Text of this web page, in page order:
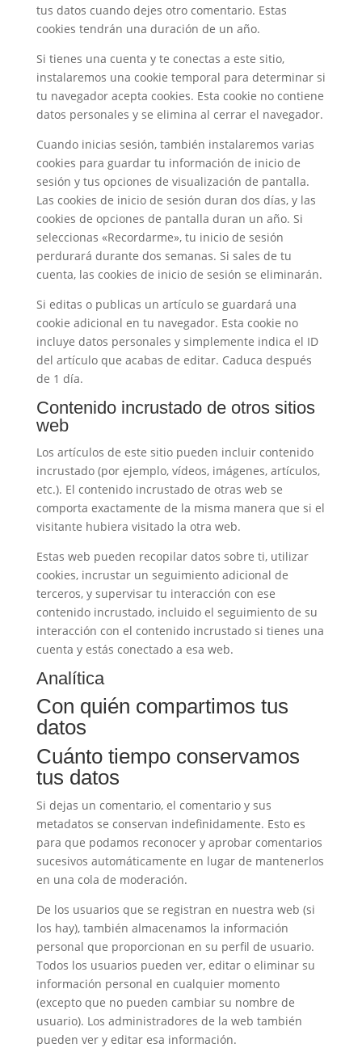
tus datos cuando dejes otro comentario. Estas
cookies tendrán una duración de un año.
Si tienes una cuenta y te conectas a este sitio,
instalaremos una cookie temporal para determinar si
tu navegador acepta cookies. Esta cookie no contiene
datos personales y se elimina al cerrar el navegador.
Cuando inicias sesión, también instalaremos varias
cookies para guardar tu información de inicio de
sesión y tus opciones de visualización de pantalla.
Las cookies de inicio de sesión duran dos días, y las
cookies de opciones de pantalla duran un año. Si
seleccionas «Recordarme», tu inicio de sesión
perdurará durante dos semanas. Si sales de tu
cuenta, las cookies de inicio de sesión se eliminarán.
Si editas o publicas un artículo se guardará una
cookie adicional en tu navegador. Esta cookie no
incluye datos personales y simplemente indica el ID
del artículo que acabas de editar. Caduca después
de 1 día.
Contenido incrustado de otros sitios
web
Los artículos de este sitio pueden incluir contenido
incrustado (por ejemplo, vídeos, imágenes, artículos,
etc.). El contenido incrustado de otras web se
comporta exactamente de la misma manera que si el
visitante hubiera visitado la otra web.
Estas web pueden recopilar datos sobre ti, utilizar
cookies, incrustar un seguimiento adicional de
terceros, y supervisar tu interacción con ese
contenido incrustado, incluido el seguimiento de su
interacción con el contenido incrustado si tienes una
cuenta y estás conectado a esa web.
Analítica
Con quién compartimos tus
datos
Cuánto tiempo conservamos
tus datos
Si dejas un comentario, el comentario y sus
metadatos se conservan indefinidamente. Esto es
para que podamos reconocer y aprobar comentarios
sucesivos automáticamente en lugar de mantenerlos
en una cola de moderación.
De los usuarios que se registran en nuestra web (si
los hay), también almacenamos la información
personal que proporcionan en su perfil de usuario.
Todos los usuarios pueden ver, editar o eliminar su
información personal en cualquier momento
(excepto que no pueden cambiar su nombre de
usuario). Los administradores de la web también
pueden ver y editar esa información.